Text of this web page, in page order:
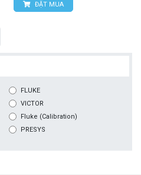
ĐẶT MUA
FLUKE
VICTOR
Fluke (Calibration)
PRESYS